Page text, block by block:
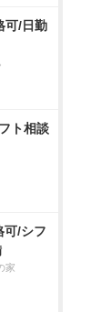
可/日勤
ト相談
可/シフ
家